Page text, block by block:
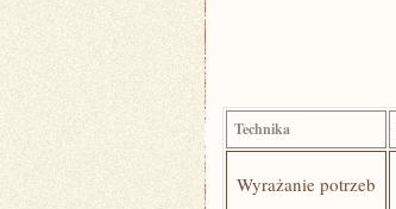
Technika
Wyrażanie potrzeb